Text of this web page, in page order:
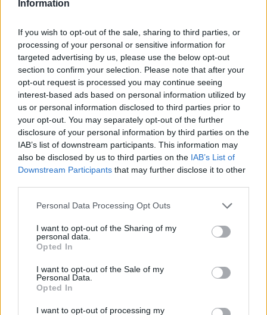
Information
If you wish to opt-out of the sale, sharing to third parties, or
processing of your personal or sensitive information for
targeted advertising by us, please use the below opt-out
section to confirm your selection. Please note that after your
opt-out request is processed you may continue seeing
interest-based ads based on personal information utilized by
us or personal information disclosed to third parties prior to
your opt-out. You may separately opt-out of the further
disclosure of your personal information by third parties on the
IAB’s list of downstream participants. This information may
also be disclosed by us to third parties on the IAB’s List of
Downstream Participants that may further disclose it to other
Personal Data Processing Opt Outs
I want to opt-out of the Sharing of my
personal data.
Opted In
I want to opt-out of the Sale of my
Personal Data.
Opted In
I want to opt-out of processing my
Προαστιακός: Προχωρά η επέκταση της
γραμμής προς το Λουτράκι – Οι νέοι σταθμοί
(video)
08/08/2026 11:34